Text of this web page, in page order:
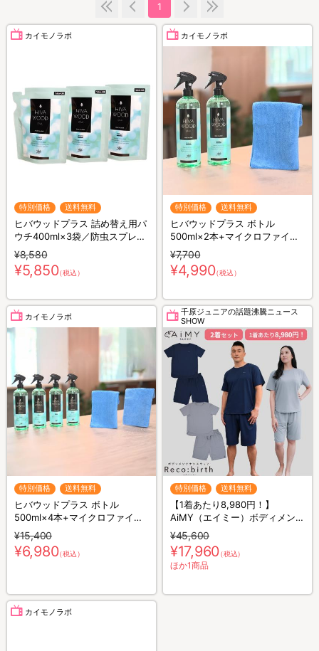
1
カイモノラボ
特別価格 送料無料
ヒバウッドプラス 詰め替え用パ
ウチ400ml×3袋／防虫スプレー
／防虫剤／害虫忌避剤
¥8,580
¥5,850（税込）
カイモノラボ
特別価格 送料無料
ヒバウッドプラス ボトル
500ml×2本+マイクロファイバ
ークロス×1枚／防虫スプレー／
防虫剤／害虫忌避剤
¥7,700
¥4,990（税込）
カイモノラボ
特別価格 送料無料
ヒバウッドプラス ボトル
500ml×4本+マイクロファイバ
ークロス×2枚／防虫スプレー／
防虫剤／害虫忌避剤
¥15,400
¥6,980（税込）
千原ジュニアの話題沸騰ニュース
SHOW
特別価格 送料無料
【1着あたり8,980円！】
AiMY（エイミー）ボディメンテ
ナンスウェア リカバース／半袖
半ズボン／2着セット／上下セ
ット／リカバリーウェア
¥45,600
¥17,960（税込）
ほか1商品
カイモノラボ